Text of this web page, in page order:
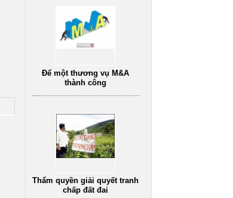
Để một thương vụ M&A
thành công
Thẩm quyền giải quyết tranh
chấp đất đai